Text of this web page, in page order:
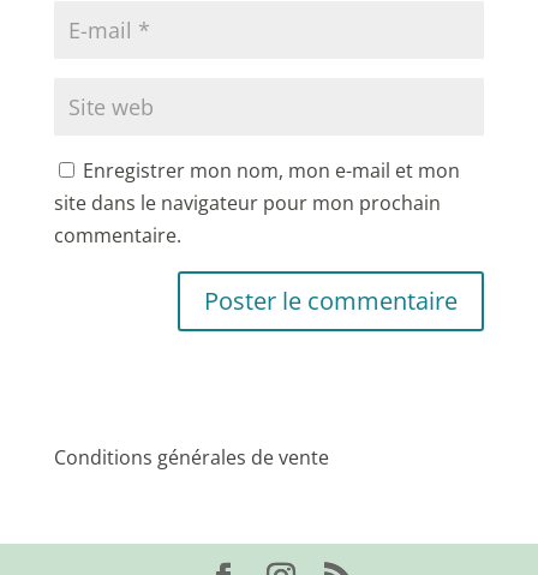
Enregistrer mon nom, mon e-mail et mon
site dans le navigateur pour mon prochain
commentaire.
Conditions générales de vente